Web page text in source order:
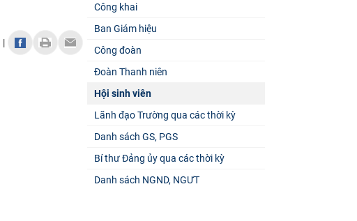
|
Công khai
Ban Giám hiệu
Công đoàn
Đoàn Thanh niên
Hội sinh viên
Lãnh đạo Trường qua các thời kỳ
Danh sách GS, PGS
Bí thư Đảng ủy qua các thời kỳ
Danh sách NGND, NGƯT